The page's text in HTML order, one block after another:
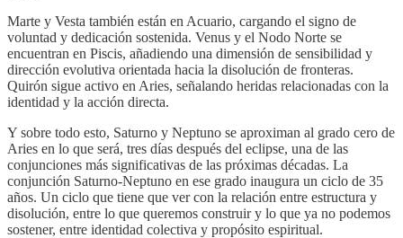
Marte y Vesta también están en Acuario, cargando el signo de
voluntad y dedicación sostenida. Venus y el Nodo Norte se
encuentran en Piscis, añadiendo una dimensión de sensibilidad y
dirección evolutiva orientada hacia la disolución de fronteras.
Quirón sigue activo en Aries, señalando heridas relacionadas con la
identidad y la acción directa.
Y sobre todo esto, Saturno y Neptuno se aproximan al grado cero de
Aries en lo que será, tres días después del eclipse, una de las
conjunciones más significativas de las próximas décadas. La
conjunción Saturno-Neptuno en ese grado inaugura un ciclo de 35
años. Un ciclo que tiene que ver con la relación entre estructura y
disolución, entre lo que queremos construir y lo que ya no podemos
sostener, entre identidad colectiva y propósito espiritual.